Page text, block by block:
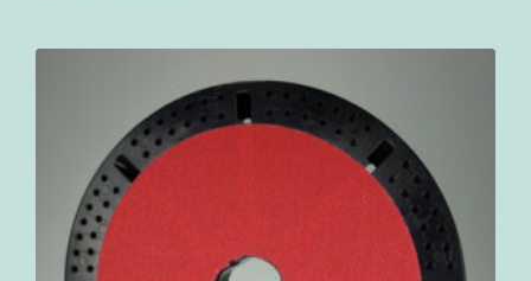
pagina
€232,00